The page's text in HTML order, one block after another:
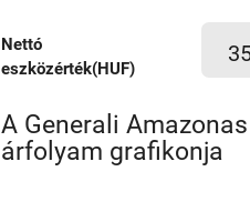
Nettó
eszközérték(HUF)
A Generali
árfolyam grafikonja